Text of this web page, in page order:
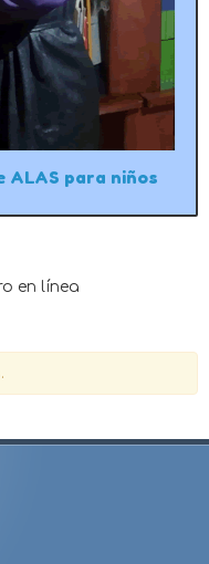
ALAS para niños
en línea